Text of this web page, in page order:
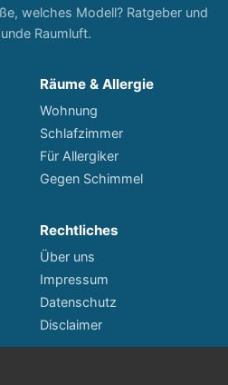
welches Modell? Ratgeber und
Raumluft.
Räume & Allergie
Wohnung
Schlafzimmer
Für Allergiker
Gegen Schimmel
Rechtliches
Über uns
Impressum
Datenschutz
Disclaimer